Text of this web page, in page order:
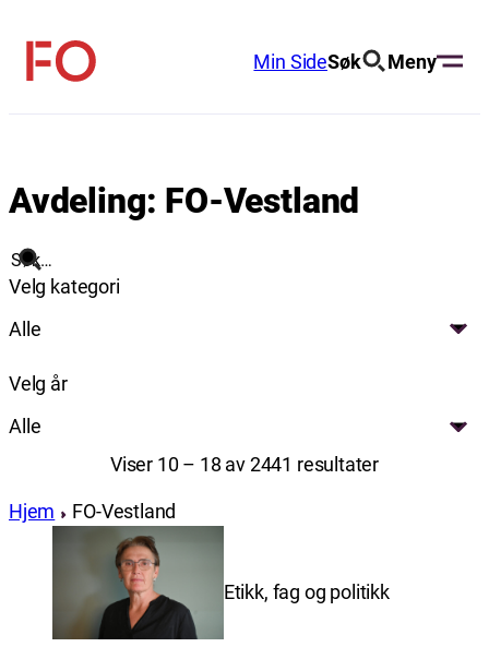
innhold
FO
Min SideSøk Meny
Avdeling: FO-Vestland
Søk
Velg kategori
Alle
Velg år
Alle
Viser 10 – 18 av 2441 resultater
Hjem FO-Vestland
Etikk, fag og politikk